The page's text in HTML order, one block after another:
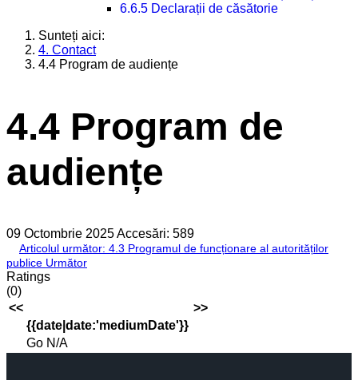
6.6.5 Declarații de căsătorie
Sunteți aici:
4. Contact
4.4 Program de audiențe
4.4 Program de
audiențe
09 Octombrie 2025Accesări: 589
Articolul următor: 4.3 Programul de funcționare al autorităților
publice Următor
Ratings
(0)
<<
>>
{{date|date:'mediumDate'}}
Go N/A